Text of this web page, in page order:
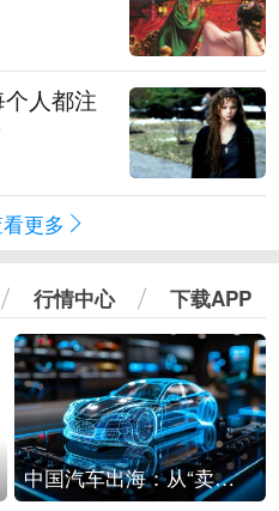
人都注
更多
行情中心 下载APP
中国汽车出海：从“卖出去”到“走进去”